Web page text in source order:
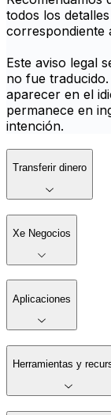
todos los
correspondiente
Este aviso legal
no fue
aparecer en el
permanece en
intención.
Transferir dinero
Xe Negocios
Aplicaciones
Herramientas y